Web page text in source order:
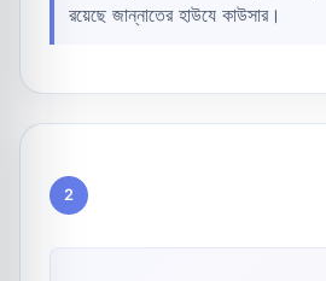
রয়েছে জান্নাতের হাউযে কাউসার।
2